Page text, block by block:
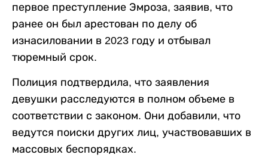
первое преступление Эмроза, заявив, что
ранее он был арестован по делу об
изнасиловании в 2023 году и отбывал
тюремный срок.
Полиция подтвердила, что заявления
девушки расследуются в полном объеме в
соответствии с законом. Они добавили, что
ведутся поиски других лиц, участвовавших в
массовых беспорядках.